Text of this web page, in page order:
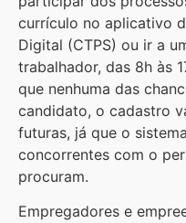
currículo no aplicativo
Digital (CTPS) ou ir a
trabalhador, das 8h às
que nenhuma das
candidato, o cadastro
futuras, já que o
concorrentes com o
procuram.
Empregadores e